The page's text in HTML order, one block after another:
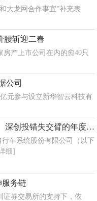
大龙网合作事宜”补充表
腰斩迎二春
产上市公司在内的愈40只
公司
元参与设立新华智云科技有
胯下贵族：蚂蚁金服、深创投错失交臂的年度IPO大事件
车系统股份有限公司（以下
细]
服务链
证券交易所的支持下，依